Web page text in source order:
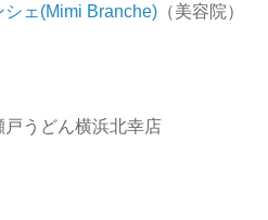
シェ(Mimi Branche) （美容院）
戸うどん横浜北幸店